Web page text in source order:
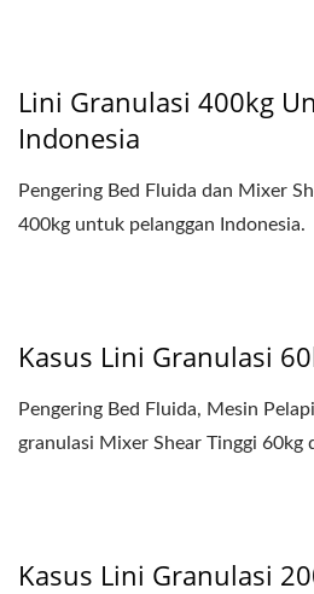
Lini Granulasi 400kg
Indonesia
Pengering Bed Fluida dan Mixer
400kg untuk pelanggan Indonesia.
Kasus Lini Granulasi
Pengering Bed Fluida, Mesin
granulasi Mixer Shear Tinggi 60kg
Kasus Lini Granulasi